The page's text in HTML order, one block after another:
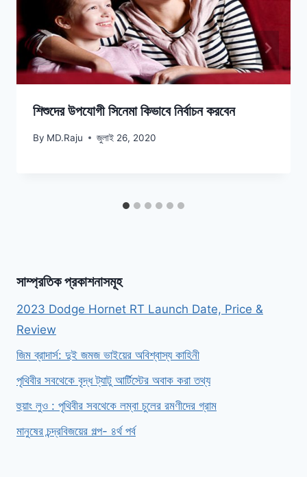
শিশুদের উপযোগী সিনেমা কিভাবে নির্বাচন করবেন
By MD.Raju জুলাই 26, 2020
সাম্প্রতিক প্রকাশনাসমূহ
2023 Dodge Hornet RT Launch Date, Price &
Review
জিম ব্রাদার্স: দুই জমজ ভাইয়ের অবিশ্বাস্য কাহিনী
পৃথিবীর সবথেকে বৃদ্ধ ট্যাটু আর্টিস্টের অবাক করা তথ্য
হুয়াং লুও : পৃথিবীর সবথেকে লম্বা চুলের রমণীদের গ্রাম
মানুষের চন্দ্রবিজয়ের গল্প- ৪র্থ পর্ব